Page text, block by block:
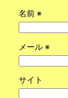
名前 ※
メール ※
サイト